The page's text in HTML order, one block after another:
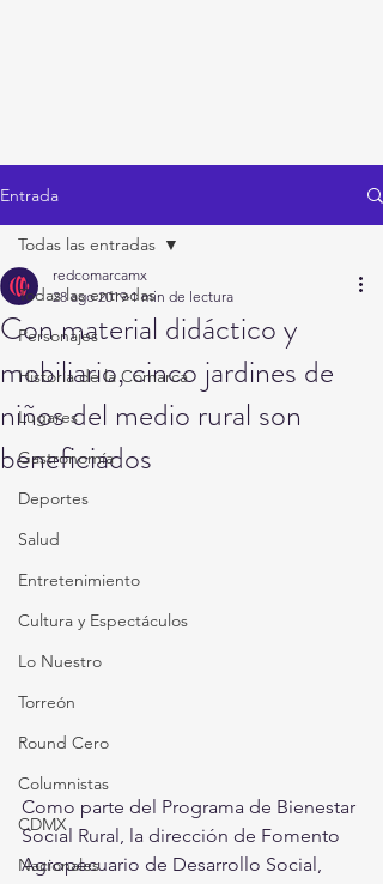
Entrada
Todas las entradas
Personajes
Historia de la Comarca
Lugares
Gastronomía
Deportes
Salud
Entretenimiento
Cultura y Espectáculos
Lo Nuestro
Torreón
Round Cero
Columnistas
CDMX
Nacionales
Todas las entradas
Con material didáctico y
mobiliario, cinco jardines de
niños del medio rural son
beneficiados
redcomarcamx
28 ago 2019 1 min de lectura
Como parte del Programa de Bienestar
Social Rural, la dirección de Fomento
Agropecuario de Desarrollo Social,